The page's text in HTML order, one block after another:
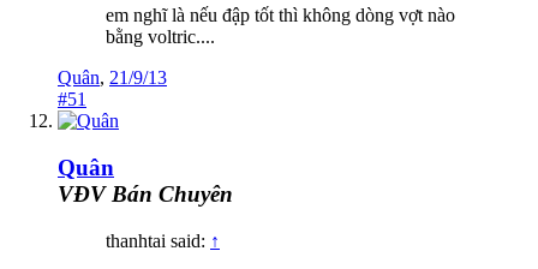
em nghĩ là nếu đập tốt thì không dòng vợt nào
bằng voltric....
Quân, 21/9/13
#51
Quân
VĐV Bán Chuyên
thanhtai said: ↑